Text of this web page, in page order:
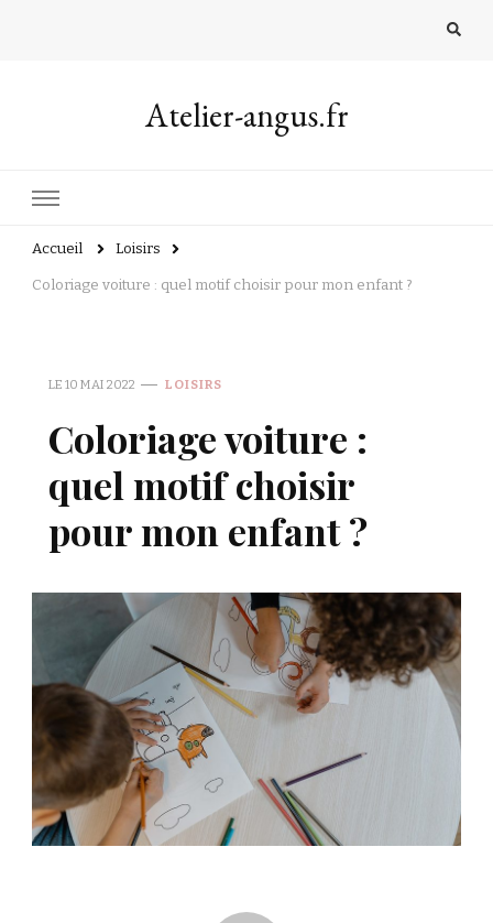
Atelier-angus.fr
Accueil Loisirs
Coloriage voiture : quel motif choisir pour mon enfant ?
LE 10 MAI 2022 LOISIRS
Coloriage voiture :
quel motif choisir
pour mon enfant ?